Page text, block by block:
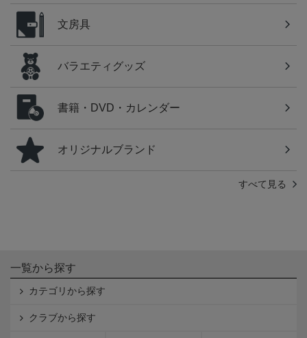
文房具
バラエティグッズ
書籍・DVD・カレンダー
オリジナルブランド
すべて見る
一覧から探す
カテゴリから探す
クラブから探す